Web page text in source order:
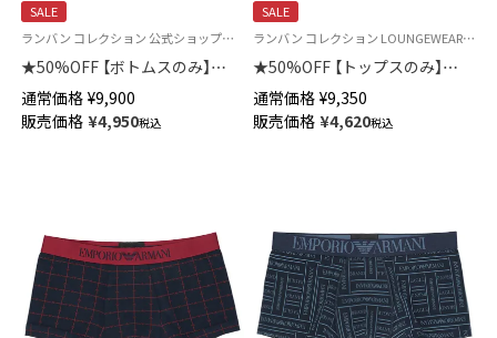
SALE
ランバン コレクション 公式ショップ＜スウェットパンツ＞
★50%OFF 【ボトムスのみ】
LANVIN COLLECTION ベロア無
地 メンズ ロングパンツ 長ズボ
ン スウェット 54426046
通常価格 ¥9,900
販売価格 ¥4,950税込
SALE
ランバン コレクション LOUNGEWEAR 公式ショップ＜トップスのみ＞
★50%OFF 【トップスのみ】
LANVIN COLLECTION ベロア無
地 メンズ クルーネック 長袖 ロ
ングTシャツ 綿混 スウェット
通常価格 ¥9,350
販売価格 ¥4,620税込